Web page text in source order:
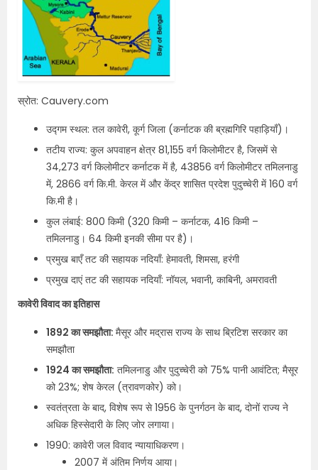
स्रोत: Cauvery.com​
उद्गम स्थल: तल कावेरी, कूर्ग जिला (कर्नाटक की ब्रह्मगिरि पहाड़ियाँ)।
तटीय राज्य: कुल अपवाहन क्षेत्र 81,155 वर्ग किलोमीटर है, जिसमें से
34,273 वर्ग किलोमीटर कर्नाटक में है, 43856 वर्ग किलोमीटर तमिलनाडु
में, 2866 वर्ग कि.मी. केरल में और केंद्र शासित प्रदेश पुदुच्चेरी में 160 वर्ग
कि.मी है।
कुल लंबाई: 800 किमी (320 किमी – कर्नाटक, 416 किमी –
तमिलनाडु। 64 किमी इनकी सीमा पर है)।​
प्रमुख बाएँ तट की सहायक नदियाँ: हेमावती, शिमसा, हरंगी
प्रमुख दाएं तट की सहायक नदियाँ: नॉयल, भवानी, काबिनी, अमरावती
कावेरी विवाद का इतिहास
1892 का समझौता: मैसूर और मद्रास राज्य के साथ ब्रिटिश सरकार का
समझौता
1924 का समझौता: तमिलनाडु और पुदुच्चेरी को 75% पानी आवंटित; मैसूर
को 23%; शेष केरल (त्रावणकोर) को। ​
स्वतंत्रता के बाद, विशेष रूप से 1956 के पुनर्गठन के बाद, दोनों राज्य ने
अधिक हिस्सेदारी के लिए जोर लगाया। ​
1990: कावेरी जल विवाद न्यायाधिकरण। ​
2007 में अंतिम निर्णय आया। ​